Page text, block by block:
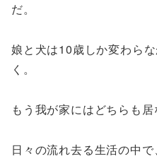
だ。
娘と犬は10歳しか変わら
く。
もう我が家にはどちらも居
日々の流れ去る生活の中